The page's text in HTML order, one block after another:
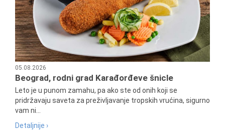
05.08.2026
Beograd, rodni grad Karađorđeve šnicle
Leto je u punom zamahu, pa ako ste od onih koji se
pridržavaju saveta za preživljavanje tropskih vrućina, sigurno
vam ni...
Detaljnije ›